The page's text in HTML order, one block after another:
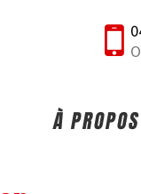
À PROPOS